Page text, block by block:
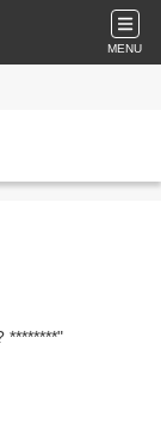
MENU